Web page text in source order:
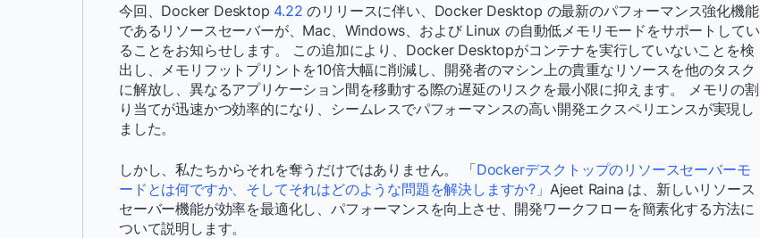
今回、Docker Desktop 4.22 のリリースに伴い、Docker Desktop の最新のパフォーマンス強化機能
であるリソースセーバーが、Mac、Windows、および Linux の自動低メモリモードをサポートしてい
ることをお知らせします。 この追加により、Docker Desktopがコンテナを実行していないことを検
出し、メモリフットプリントを10倍大幅に削減し、開発者のマシン上の貴重なリソースを他のタスク
に解放し、異なるアプリケーション間を移動する際の遅延のリスクを最小限に抑えます。 メモリの割
り当てが迅速かつ効率的になり、シームレスでパフォーマンスの高い開発エクスペリエンスが実現し
ました。
しかし、私たちからそれを奪うだけではありません。 「Dockerデスクトップのリソースセーバーモ
ードとは何ですか、そしてそれはどのような問題を解決しますか?」 Ajeet Raina は、新しいリソース
セーバー機能が効率を最適化し、パフォーマンスを向上させ、開発ワークフローを簡素化する方法に
ついて説明します。